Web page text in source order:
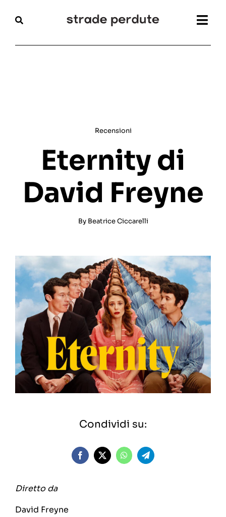
Festival
Articoli
Recensioni
Eternity di
David Freyne
By Beatrice Ciccarelli
Condividi su:
Diretto da
David Freyne